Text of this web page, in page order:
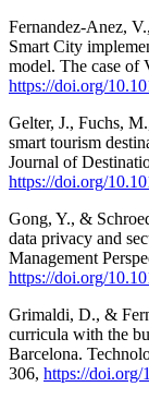
Fernandez-Anez,
Smart City
model. The case of
https://doi.org/
Gelter, J., Fuchs,
smart tourism
Journal of
https://doi.org/
Gong, Y., &
data privacy and
Management
https://doi.org/
Grimaldi, D., &
curricula with the
Barcelona.
306, https://doi.org/